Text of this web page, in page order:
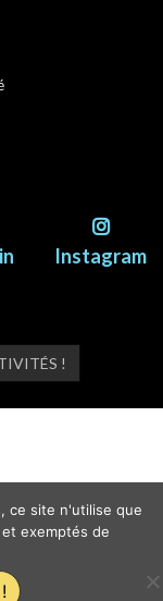
Instagram
!
ce site n'utilise que
exemptés de